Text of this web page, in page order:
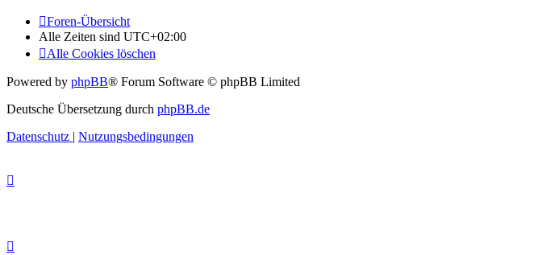
Foren-Übersicht
Alle Zeiten sind UTC+02:00
Alle Cookies löschen
Powered by phpBB® Forum Software © phpBB Limited
Deutsche Übersetzung durch phpBB.de
Datenschutz
Nutzungsbedingungen